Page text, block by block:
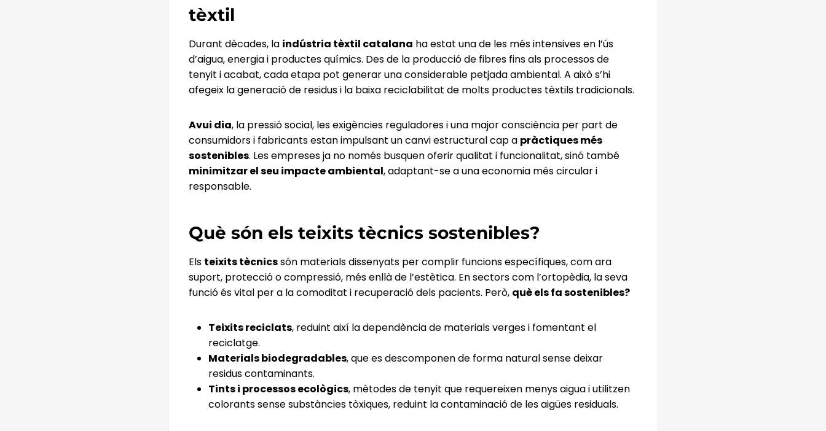
tèxtil
Durant dècades, la indústria tèxtil catalana ha estat una de les més intensives en l’ús
d’aigua, energia i productes químics. Des de la producció de fibres fins als processos de
tenyit i acabat, cada etapa pot generar una considerable petjada ambiental. A això s’hi
afegeix la generació de residus i la baixa reciclabilitat de molts productes tèxtils tradicionals.
Avui dia, la pressió social, les exigències reguladores i una major consciència per part de
consumidors i fabricants estan impulsant un canvi estructural cap a pràctiques més
sostenibles. Les empreses ja no només busquen oferir qualitat i funcionalitat, sinó també
minimitzar el seu impacte ambiental, adaptant-se a una economia més circular i
responsable.
Què són els teixits tècnics sostenibles?
Els teixits tècnicssón materials dissenyats per complir funcions específiques, com ara
suport, protecció o compressió, més enllà de l’estètica. En sectors com l’ortopèdia, la seva
funció és vital per a la comoditat i recuperació dels pacients. Però, què els fa sostenibles?
Teixits reciclats, reduint així la dependència de materials verges i fomentant el
reciclatge.
Materials biodegradables, que es descomponen de forma natural sense deixar
residus contaminants.
Tints i processos ecològics, mètodes de tenyit que requereixen menys aigua i utilitzen
colorants sense substàncies tòxiques, reduint la contaminació de les aigües residuals.